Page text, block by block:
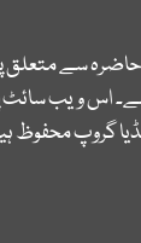
حاضرہ سے
اس ویب سائٹ
گروپ محفوظ